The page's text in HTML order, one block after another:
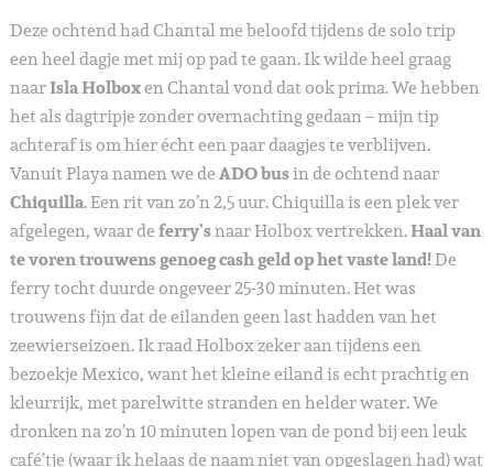
Deze ochtend had Chantal me beloofd tijdens de solo trip
een heel dagje met mij op pad te gaan. Ik wilde heel graag
naarIsla Holboxen Chantal vond dat ook prima. We hebben
het als dagtripje zonder overnachting gedaan – mijn tip
achteraf is om hier écht een paar daagjes te verblijven.
Vanuit Playa namen we deADO busin de ochtend naar
Chiquilla. Een rit van zo’n 2,5 uur. Chiquilla is een plek ver
afgelegen, waar deferry’snaar Holbox vertrekken.Haal van
te voren trouwens genoeg cash geld op het vaste land!De
ferry tocht duurde ongeveer 25-30 minuten. Het was
trouwens fijn dat de eilanden geen last hadden van het
zeewierseizoen. Ik raad Holbox zeker aan tijdens een
bezoekje Mexico, want het kleine eiland is echt prachtig en
kleurrijk, met parelwitte stranden en helder water. We
dronken na zo’n 10 minuten lopen van de pond bij een leuk
café’tje (waar ik helaas de naam niet van opgeslagen had) wat